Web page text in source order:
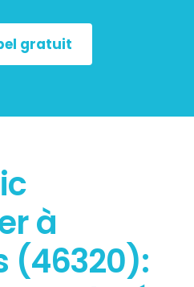
gratuit
à
(46320):